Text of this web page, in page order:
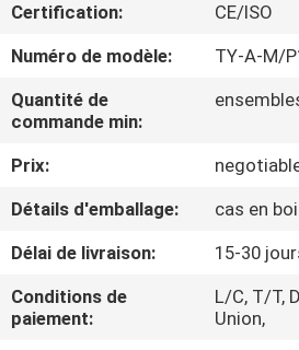
VISITE
D'USINE
CONTRÔLE
DE
QUALITÉ
CONTACTEZ-
NOUS
Certification:
CE/ISO
Numéro de modèle:
TY-A-M/
Quantité de
commande min:
Prix:
Détails d'emballage:
cas en
Délai de livraison:
15-30
Conditions de
paiement:
L/C, T/T,
Union,